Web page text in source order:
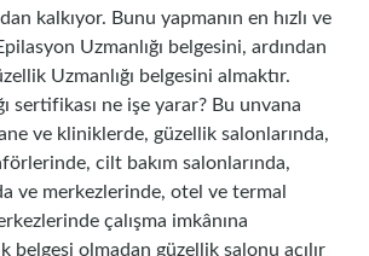
kalkıyor. Bunu yapmanın en hızlı ve
Uzmanlığı belgesini, ardından
Uzmanlığı belgesini almaktır.
sertifikası ne işe yarar? Bu unvana
ve kliniklerde, güzellik salonlarında,
cilt bakım salonlarında,
ve merkezlerinde, otel ve termal
çalışma imkânına
belgesi olmadan güzellik salonu açılır